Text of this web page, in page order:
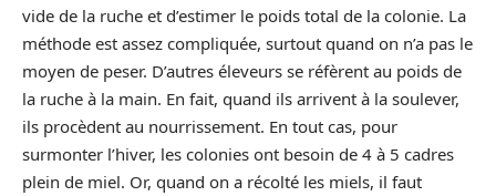
vide de la ruche et d’estimer le poids total de la colonie. La
méthode est assez compliquée, surtout quand on n’a pas le
moyen de peser. D’autres éleveurs se réfèrent au poids de
la ruche à la main. En fait, quand ils arrivent à la soulever,
ils procèdent au nourrissement. En tout cas, pour
surmonter l’hiver, les colonies ont besoin de 4 à 5 cadres
plein de miel. Or, quand on a récolté les miels, il faut